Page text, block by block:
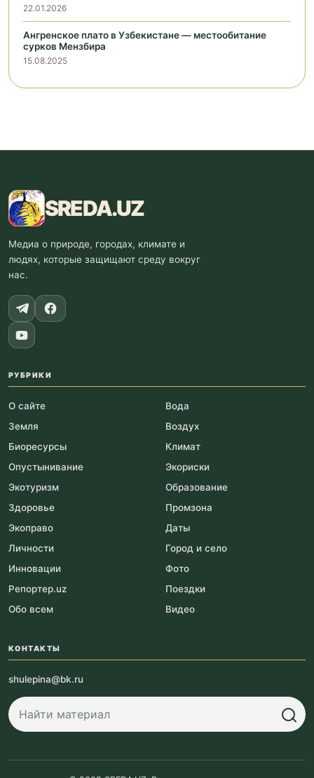
22.01.2026
Ангренское плато в Узбекистане — местообитание
сурков Мензбира
15.08.2025
SREDA.UZ
Медиа о природе, городах, климате и
людях, которые защищают среду вокруг
нас.
РУБРИКИ
О сайте
Вода
Земля
Воздух
Биоресурсы
Климат
Опустынивание
Экориски
Экотуризм
Образование
Здоровье
Промзона
Экоправо
Даты
Личности
Город и село
Инновации
Фото
Репортер.uz
Поездки
Обо всем
Видео
КОНТАКТЫ
shulepina@bk.ru